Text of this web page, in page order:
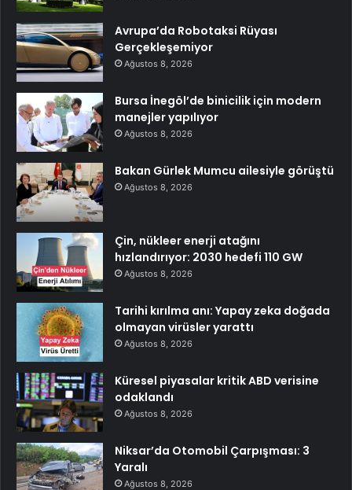
Avrupa’da Robotaksi Rüyası
Gerçekleşemiyor
Ağustos 8, 2026
Bursa İnegöl’de binicilik için modern
manejler yapılıyor
Ağustos 8, 2026
Bakan Gürlek Mumcu ailesiyle görüştü
Ağustos 8, 2026
Çin, nükleer enerji atağını
hızlandırıyor: 2030 hedefi 110 GW
Ağustos 8, 2026
Tarihi kırılma anı: Yapay zeka doğada
olmayan virüsler yarattı
Ağustos 8, 2026
Küresel piyasalar kritik ABD verisine
odaklandı
Ağustos 8, 2026
Niksar’da Otomobil Çarpışması: 3
Yaralı
Ağustos 8, 2026